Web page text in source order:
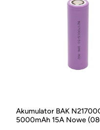
Akumulator BAK
5000mAh 15A Nowe